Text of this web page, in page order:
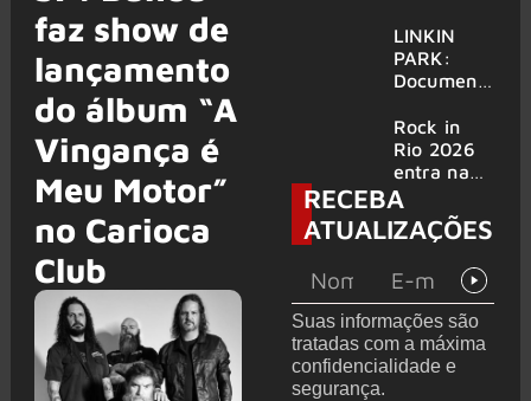
faz show de
lançamento
do álbum “A
Vingança é
Meu Motor”
no Carioca
Club
6 shows
amplia
line-up e
já
mais de 50
bandas
LINKIN
PARK:
Document
‘Unshatter’
e álbum ao
vivo são
anunciados
Rock in
Rio 2026
entra na
reta final
com
Cidade do
montagem
acelerada
e line-up
completo
confirmad
RECEBA
ATUALIZAÇÕES
Suas informações são
tratadas com a máxima
confidencialidade e
segurança.